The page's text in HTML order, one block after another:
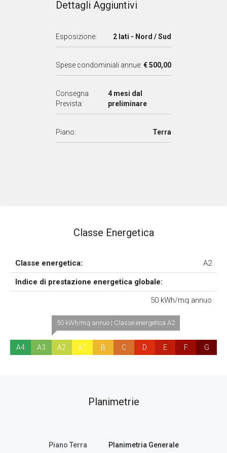
Dettagli Aggiuntivi
Esposizione: 2 lati - Nord / Sud
Spese condominiali annue: € 500,00
Consegna
Prevista:
4 mesi dal
preliminare
Piano: Terra
Classe Energetica
Classe energetica: A2
Indice di prestazione energetica globale:
50 kWh/mq annuo
A4 A3
50 kWh/mq annuo | Classe energetica A2
A2 A1 B C D E F G
Planimetrie
Piano Terra Planimetria Generale